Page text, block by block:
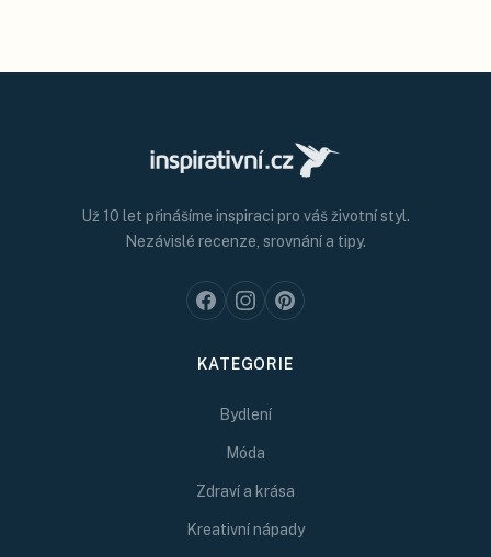
Už 10 let přinášíme inspiraci pro váš životní styl.
Nezávislé recenze, srovnání a tipy.
KATEGORIE
Bydlení
Móda
Zdraví a krása
Kreativní nápady